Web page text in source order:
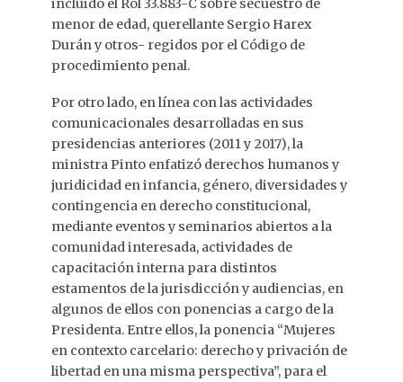
incluido el Rol 33.883-C sobre secuestro de
menor de edad, querellante Sergio Harex
Durán y otros- regidos por el Código de
procedimiento penal.
Por otro lado, en línea con las actividades
comunicacionales desarrolladas en sus
presidencias anteriores (2011 y 2017), la
ministra Pinto enfatizó derechos humanos y
juridicidad en infancia, género, diversidades y
contingencia en derecho constitucional,
mediante eventos y seminarios abiertos a la
comunidad interesada, actividades de
capacitación interna para distintos
estamentos de la jurisdicción y audiencias, en
algunos de ellos con ponencias a cargo de la
Presidenta. Entre ellos, la ponencia “Mujeres
en contexto carcelario: derecho y privación de
libertad en una misma perspectiva”, para el